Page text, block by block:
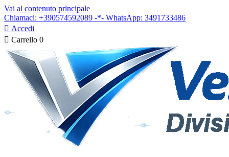
Vai al contenuto principale
Chiamaci: +390574592089 -*- WhatsApp: 3491733486
 Accedi
 Carrello 0